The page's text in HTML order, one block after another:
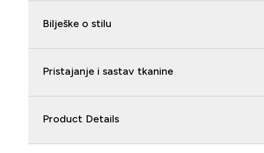
Bilješke o stilu
Pristajanje i sastav tkanine
Product Details